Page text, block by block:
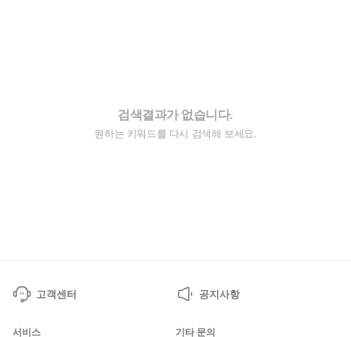
검색결과가 없습니다.
원하는 키워드를 다시 검색해 보세요.
고객센터 공지사항
서비스 기타 문의